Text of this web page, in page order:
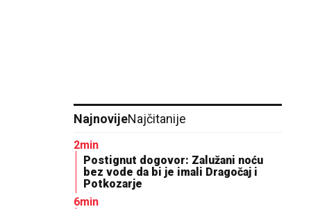
NajnovijeNajčitanije
2min
Postignut dogovor: Zalužani noću
bez vode da bi je imali Dragočaj i
Potkozarje
6min